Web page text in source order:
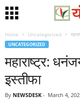
Home Uncategorized
UNCATEGORIZED
महाराष्ट्र:
इस्तीफा
By NEWSDESK - March 4,